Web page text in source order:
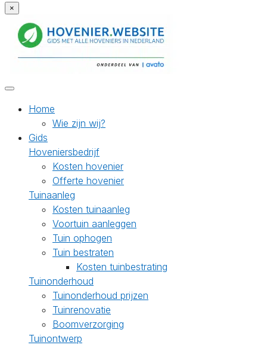
×
Home
Wie zijn wij?
Gids
Hoveniersbedrijf
Kosten hovenier
Offerte hovenier
Tuinaanleg
Kosten tuinaanleg
Voortuin aanleggen
Tuin ophogen
Tuin bestraten
Kosten tuinbestrating
Tuinonderhoud
Tuinonderhoud prijzen
Tuinrenovatie
Boomverzorging
Tuinontwerp